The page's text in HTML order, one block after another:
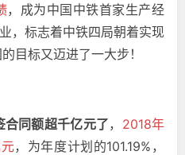
，成为中国中铁首家生产经
，标志着中铁四局朝着实现
目标又迈进了一大步！
合同额超千亿元了， 2018年
，为年度计划的101.19%，